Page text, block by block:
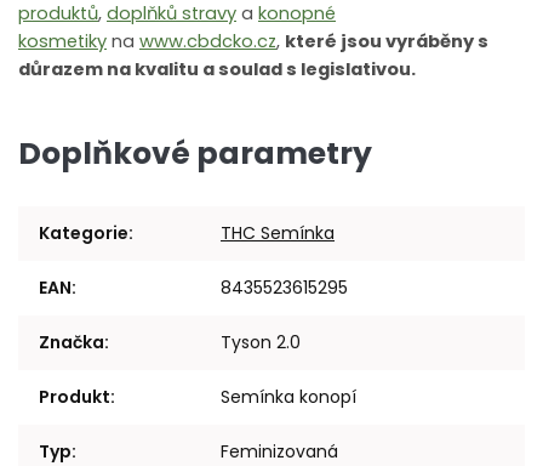
produktů, doplňků stravy a konopné
kosmetiky na www.cbdcko.cz, které jsou vyráběny s
důrazem na kvalitu a soulad s legislativou.
Doplňkové parametry
Kategorie: THC Semínka
EAN: 8435523615295
Značka: Tyson 2.0
Produkt: Semínka konopí
Typ: Feminizovaná